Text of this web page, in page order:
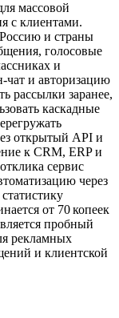
массовой
с клиентами.
Россию и страны
голосовые
и
и авторизацию
рассылки заранее,
каскадные
открытый API и
к CRM, ERP и
сервис
через
от 70 копеек
пробный
рекламных
и клиентской